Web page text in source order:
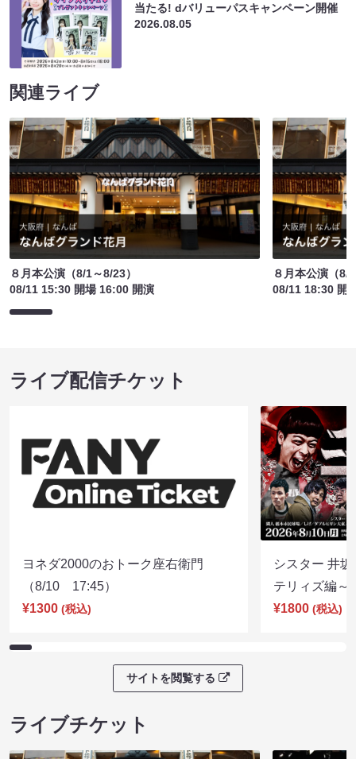
当たる! dバリューパスキャンペーン開催
2026.08.05
関連ライブ
８月本公演（8/1～8/23）
08/11 15:30 開場 16:00 開演
８月本公演（8/
08/11 18:30 開
ライブ配信チケット
ヨネダ2000のおトーク座右衛門
（8/10 17:45）
¥1300 (税込)
シスター 井
テリィズ編
¥1800 (税込)
サイトを閲覧する
ライブチケット